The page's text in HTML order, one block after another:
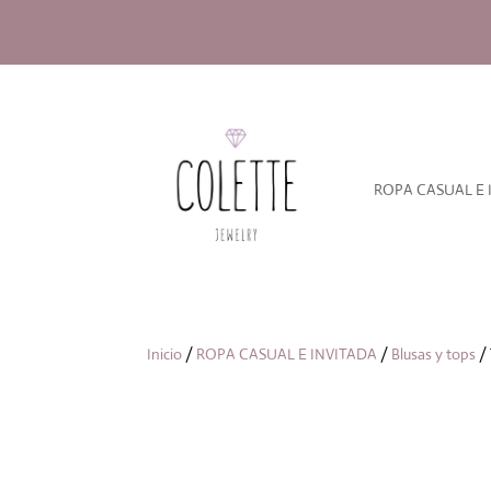
ROPA CASUAL E
Inicio / ROPA CASUAL E INVITADA / Blusas y tops /